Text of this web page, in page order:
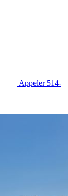
Appeler 514-